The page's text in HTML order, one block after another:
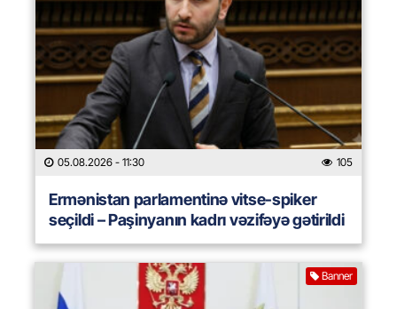
05.08.2026 - 11:30 105
Ermənistan parlamentinə vitse-spiker
seçildi – Paşinyanın kadrı vəzifəyə gətirildi
Banner